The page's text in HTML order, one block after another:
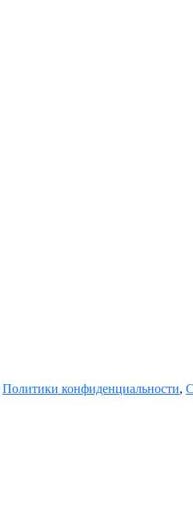
Политики конфиденциальности,